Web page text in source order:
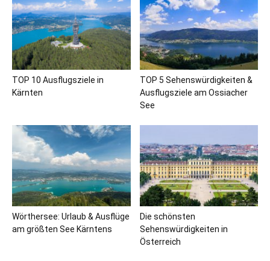
TOP 10 Ausflugsziele in
Kärnten
TOP 5 Sehenswürdigkeiten &
Ausflugsziele am Ossiacher
See
Wörthersee: Urlaub & Ausflüge
am größten See Kärntens
Die schönsten
Sehenswürdigkeiten in
Österreich